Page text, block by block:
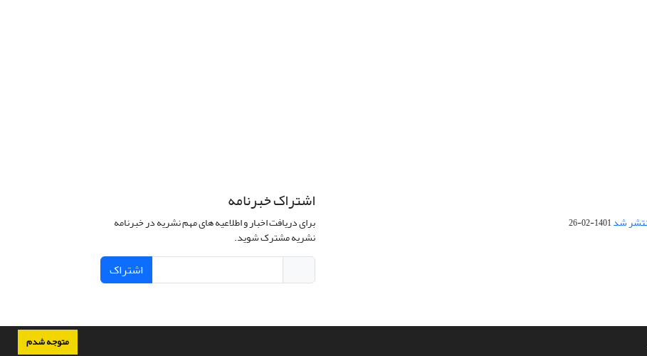
متوجه شدم
1401-02-26
اشتراک خبرنامه
برای دریافت اخبار و اطلاعیه های مهم نشریه در خبرنامه
نشریه مشترک شوید.
اشتراک